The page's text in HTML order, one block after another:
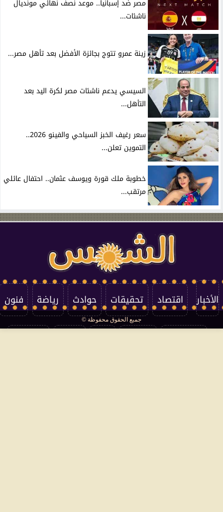
مصر ضد إسبانيا.. موعد نصف نهائي مونديال
ناشئات...
زينة عمرو تتوج بجائزة الأفضل بعد تأهل مصر...
السيسي يدعم ناشئات مصر لكرة اليد بعد
التأهل...
سعر رغيف الخبز السياحي والفينو 2026..
التموين تعلن...
خطوبة ملك قورة ويوسف عثمان.. احتفال عائلي
مرتقب...
الأخبار اقتصاد تحقيقات حوادث رياضة فنون
جميع الحقوق محفوظة ©